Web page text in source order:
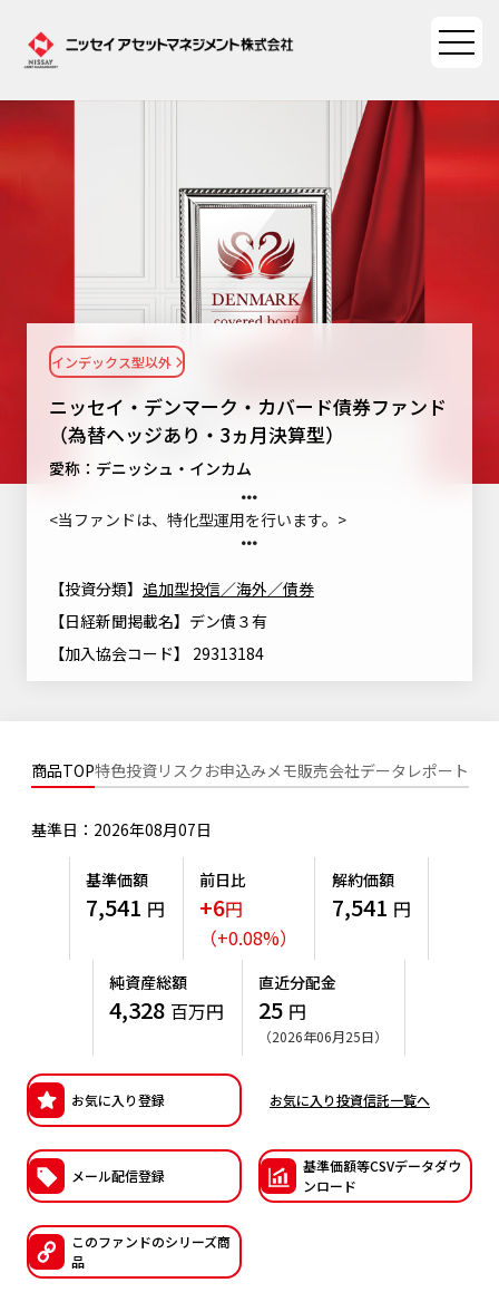
ファンド検索
ファンド比較
決算カレンダー
海外休日カレンダー
投資信託新商品のご案内
ちょこっと3分！ファンドシアター
確定拠出年金制度について
確定拠出年金での商品の選び方について
確定拠出年金 基準価額一覧
マーケット情報
マーケット情報TOP
マーケット指数
マーケットレポート
大関 洋の「十字路」
資産形成ポータル
資産形成ポータルTOP
資産形成サービス
Goal Navi
資産形成サポート
NAMシティ
サステナビリティ
サステナビリティTOP
トップメッセージ
サステナビリティ経営基本方針
ニッセイアセットの重要課題
サステナビリティへの取り組み
サステナビリティレポート
日本版スチュワードシップ・コードへの対応
ESGへの取り組み
議決権行使について
国内株式議決権行使の方針と判断基準
サステナビリティレポート等
ニッセイアセットについて
ニッセイアセットについてTOP
プレスリリース
受賞歴
採用情報
採用情報
資産形成はじめるなら
ニッセイ・デンマーク・カバード債券ファンド
（為替ヘッジあり・3ヵ月決算型）
愛称：デニッシュ・インカム
インデックス型以外
<当ファンドは、特化型運用を行います。>
【投資分類】 追加型投信／海外／債券
【日経新聞掲載名】デン債３有
【加入協会コード】 29313184
商品TOP特色投資リスク お申込みメモ販売会社データ レポート
基準日：2026年08月07日
基準価額
7,541 円
前日比
+6円
（+0.08%）
解約価額
7,541 円
純資産総額
4,328 百万円
直近分配金
25 円
（2026年06月25日）
お気に入り登録 お気に入り投資信託一覧へ
メール配信登録
基準価額等CSVデータダウ
ンロード
このファンドのシリーズ商
品